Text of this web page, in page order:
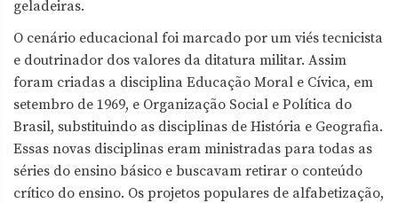
geladeiras.
O cenário educacional foi marcado por um viés tecnicista
e doutrinador dos valores da ditatura militar. Assim
foram criadas a disciplina Educação Moral e Cívica, em
setembro de 1969, e Organização Social e Política do
Brasil, substituindo as disciplinas de História e Geografia.
Essas novas disciplinas eram ministradas para todas as
séries do ensino básico e buscavam retirar o conteúdo
crítico do ensino. Os projetos populares de alfabetização,